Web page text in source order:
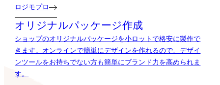
ロジモプロ
オリジナルパッケージ作成
ショップのオリジナルパッケージを小ロットで格安に製作で
きます。オンラインで簡単にデザインを作れるので、デザイ
ンツールをお持ちでない方も簡単にブランド力を高められま
す。